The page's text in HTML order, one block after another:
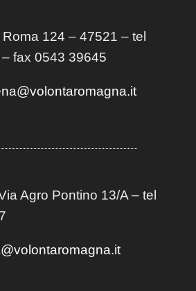
124 – 47521 – tel
fax 0543 39645
Agro Pontino 13/A– tel